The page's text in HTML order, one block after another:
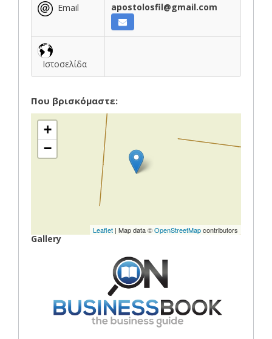
Email apostolosfil@gmail.com
Ιστοσελίδα
Που βρισκόμαστε:
+
−
Leaflet | Map data ©OpenStreetMapcontributors
Gallery